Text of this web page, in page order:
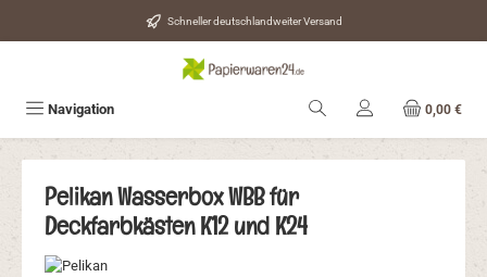
Zum Hauptinhalt springen Schneller deutschlandweiter Versand
Navigation 0,00 €
Pelikan Wasserbox WBB für
Deckfarbkästen K12 und K24